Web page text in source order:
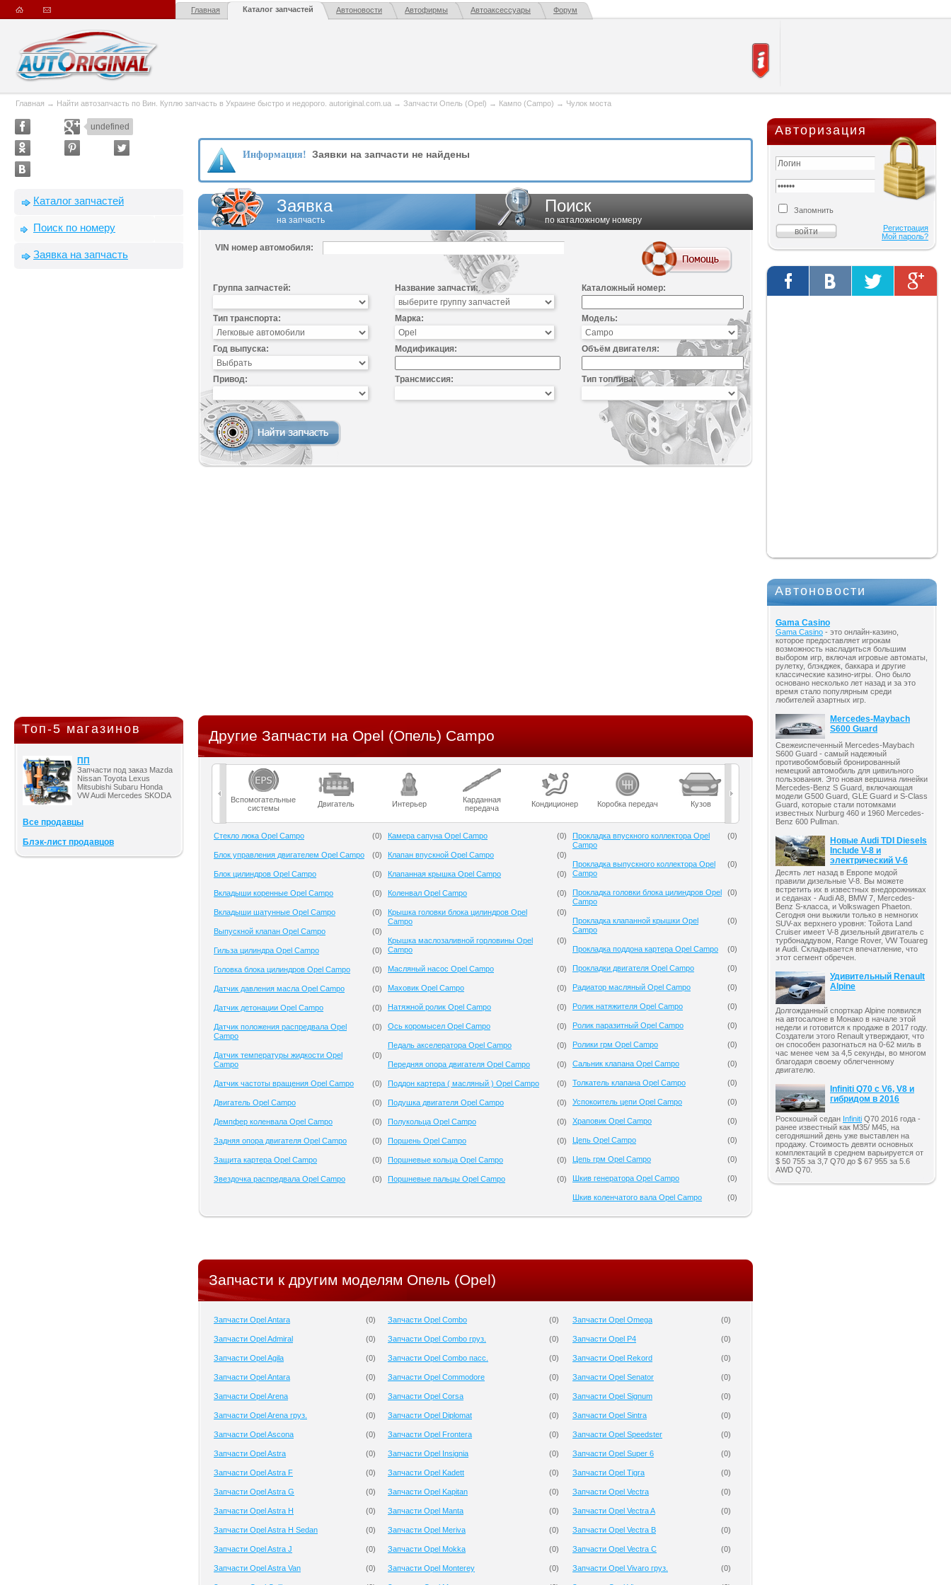
Главная Каталог запчастей Автоновости Автофирмы Автоаксессуары Форум
Главная → Найти автозапчасть по Вин. Куплю запчасть в Украине быстро и недорого. autoriginal.com.ua → Запчасти Опель (Opel) → Кампо (Campo) → Чулок моста
undefined
Каталог запчастей
Поиск по номеру
Заявка на запчасть
Топ-5 магазинов
ПП
Запчасти под заказ Mazda
Nissan Toyota Lexus
Mitsubishi Subaru Honda
VW Audi Mercedes SKODA
Все продавцы
Блэк-лист продавцов
Информация! Заявки на запчасти не найдены
Заявка
на запчасть
Поиск
по каталожному номеру
VIN номер автомобиля:
Группа запчастей: Название запчасти: Каталожный номер:
Тип транспорта: Марка: Модель:
Год выпуска: Модификация: Объём двигателя:
Привод: Трансмиссия: Тип топлива:
Другие Запчасти на Opel (Опель) Campo
Вспомогательные
системы
Двигатель Интерьер
Карданная
передача
Кондиционер Коробка передач Кузов Масла Мост
Cтекло люка Opel Campo (0)
Блок управления двигателем Opel Campo (0)
Блок цилиндров Opel Campo (0)
Вкладыши коренные Opel Campo (0)
Вкладыши шатунные Opel Campo (0)
Выпускной клапан Opel Campo (0)
Гильза цилиндра Opel Campo (0)
Головка блока цилиндров Opel Campo (0)
Датчик давления масла Opel Campo (0)
Датчик детонации Opel Campo (0)
Датчик положения распредвала Opel
Campo
(0)
Датчик температуры жидкости Opel
Campo
(0)
Датчик частоты вращения Opel Campo (0)
Двигатель Opel Campo (0)
Демпфер коленвала Opel Campo (0)
Задняя опора двигателя Opel Campo (0)
Защита картера Opel Campo (0)
Звездочка распредвала Opel Campo (0)
Камера сапуна Opel Campo (0)
Клапан впускной Opel Campo (0)
Клапанная крышка Opel Campo (0)
Коленвал Opel Campo (0)
Крышка головки блока цилиндров Opel
Campo
(0)
Крышка маслозаливной горловины Opel
Campo
(0)
Масляный насос Opel Campo (0)
Маховик Opel Campo (0)
Натяжной ролик Opel Campo (0)
Ось коромысел Opel Campo (0)
Педаль акселератора Opel Campo (0)
Передняя опора двигателя Opel Campo (0)
Поддон картера ( масляный ) Opel Campo (0)
Подушка двигателя Opel Campo (0)
Полукольца Opel Campo (0)
Поршень Opel Campo (0)
Поршневые кольца Opel Campo (0)
Поршневые пальцы Opel Campo (0)
Прокладка впускного коллектора Opel
Campo
(0)
Прокладка выпускного коллектора Opel
Campo
(0)
Прокладка головки блока цилиндров Opel
Campo
(0)
Прокладка клапанной крышки Opel
Campo
(0)
Прокладка поддона картера Opel Campo (0)
Прокладки двигателя Opel Campo (0)
Радиатор масляный Opel Campo (0)
Ролик натяжителя Opel Campo (0)
Ролик паразитный Opel Campo (0)
Ролики грм Opel Campo (0)
Сальник клапана Opel Campo (0)
Толкатель клапана Opel Campo (0)
Успокоитель цепи Opel Campo (0)
Храповик Opel Campo (0)
Цепь Opel Campo (0)
Цепь грм Opel Campo (0)
Шкив генератора Opel Campo (0)
Шкив коленчатого вала Opel Campo (0)
Запчасти к другим моделям Опель (Opel)
Запчасти Opel Antara (0)
Запчасти Opel Admiral (0)
Запчасти Opel Agila (0)
Запчасти Opel Antara (0)
Запчасти Opel Arena (0)
Запчасти Opel Arena груз. (0)
Запчасти Opel Ascona (0)
Запчасти Opel Astra (0)
Запчасти Opel Astra F (0)
Запчасти Opel Astra G (0)
Запчасти Opel Astra H (0)
Запчасти Opel Astra H Sedan (0)
Запчасти Opel Astra J (0)
Запчасти Opel Astra Van (0)
Запчасти Opel Combo (0)
Запчасти Opel Combo груз. (0)
Запчасти Opel Combo пасс. (0)
Запчасти Opel Commodore (0)
Запчасти Opel Corsa (0)
Запчасти Opel Diplomat (0)
Запчасти Opel Frontera (0)
Запчасти Opel Insignia (0)
Запчасти Opel Kadett (0)
Запчасти Opel Kapitan (0)
Запчасти Opel Manta (0)
Запчасти Opel Meriva (0)
Запчасти Opel Mokka (0)
Запчасти Opel Monterey (0)
Запчасти Opel Omega (0)
Запчасти Opel P4 (0)
Запчасти Opel Rekord (0)
Запчасти Opel Senator (0)
Запчасти Opel Signum (0)
Запчасти Opel Sintra (0)
Запчасти Opel Speedster (0)
Запчасти Opel Super 6 (0)
Запчасти Opel Tigra (0)
Запчасти Opel Vectra (0)
Запчасти Opel Vectra A (0)
Запчасти Opel Vectra B (0)
Запчасти Opel Vectra C (0)
Запчасти Opel Vivaro груз. (0)
Авторизация
Запомнить
Регистрация
Мой пароль?
Автоновости
Gama Casino
Gama Casino - это онлайн-казино,
которое предоставляет игрокам
возможность насладиться большим
выбором игр, включая игровые автоматы,
рулетку, блэкджек, баккара и другие
классические казино-игры. Оно было
основано несколько лет назад и за это
время стало популярным среди
любителей азартных игр.
Mercedes-Maybach
S600 Guard
Свежеиспеченный Mercedes-Maybach
S600 Guard - самый надежный
противобомбовый бронированный
немецкий автомобиль для цивильного
пользования. Это новая вершина линейки
Mercedes-Benz S Guard, включающая
модели G500 Guard, GLE Guard и S-Class
Guard, которые стали потомками
известных Nurburg 460 и 1960 Mercedes-
Benz 600 Pullman.
Новые Audi TDI Diesels
Include V-8 и
электрический V-6
Десять лет назад в Европе модой
правили дизельные V-8. Вы можете
встретить их в известных внедорожниках
и седанах - Audi A8, BMW 7, Mercedes-
Benz S-класса, и Volkswagen Phaeton.
Сегодня они выжили только в немногих
SUV-ах верхнего уровня: Тойота Land
Cruiser имеет V-8 дизельный двигатель с
турбонаддувом, Range Rover, VW Touareg
и Audi. Складывается впечатление, что
этот сегмент обречен.
Удивительный Renault
Alpine
Долгожданный спорткар Alpine появился
на автосалоне в Монако в начале этой
недели и готовится к продаже в 2017 году.
Создатели этого Renault утверждают, что
он способен разогнаться на 0-62 миль в
час менее чем за 4,5 секунды, во многом
благодаря своему облегченному
двигателю.
Infiniti Q70 с V6, V8 и
гибридом в 2016
Роскошный седан Infiniti Q70 2016 года -
ранее известный как M35/ M45, на
сегодняшний день уже выставлен на
продажу. Стоимость девяти основных
комплектаций в среднем варьируется от
$ 50 755 за 3,7 Q70 до $ 67 955 за 5.6
AWD Q70.